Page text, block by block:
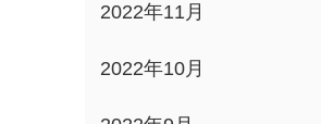
2022年11月
2022年10月